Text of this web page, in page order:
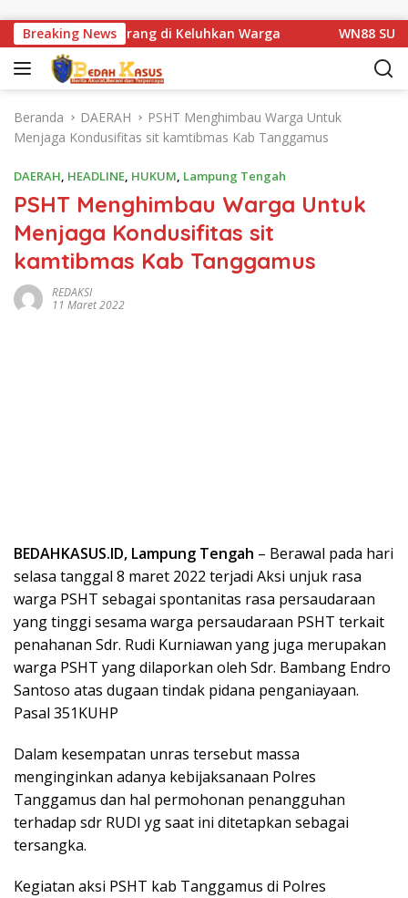
Breaking News
Km 1 Basarang di Keluhkan Warga WN88 SUB
Beranda DAERAH
PSHT Menghimbau Warga Untuk
Menjaga Kondusifitas sit kamtibmas Kab Tanggamus
DAERAH, HEADLINE, HUKUM, Lampung Tengah
PSHT Menghimbau Warga Untuk
Menjaga Kondusifitas sit
kamtibmas Kab Tanggamus
REDAKSI
11 Maret 2022
BEDAHKASUS.ID, Lampung Tengah – Berawal pada hari
selasa tanggal 8 maret 2022 terjadi Aksi unjuk rasa
warga PSHT sebagai spontanitas rasa persaudaraan
yang tinggi sesama warga persaudaraan PSHT terkait
penahanan Sdr. Rudi Kurniawan yang juga merupakan
warga PSHT yang dilaporkan oleh Sdr. Bambang Endro
Santoso atas dugaan tindak pidana penganiayaan.
Pasal 351KUHP
Dalam kesempatan unras tersebut massa
menginginkan adanya kebijaksanaan Polres
Tanggamus dan hal permohonan penangguhan
terhadap sdr RUDI yg saat ini ditetapkan sebagai
tersangka.
Kegiatan aksi PSHT kab Tanggamus di Polres